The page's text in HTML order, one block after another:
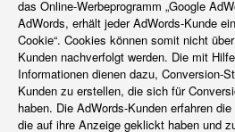
das Online-Werbeprogramm „Google
AdWords, erhält jeder AdWords-Kunde
Cookie“. Cookies können somit nicht
Kunden nachverfolgt werden. Die mit
Informationen dienen dazu, Conversion-
Kunden zu erstellen, die sich für
haben. Die AdWords-Kunden erfahren
die auf ihre Anzeige geklickt haben und